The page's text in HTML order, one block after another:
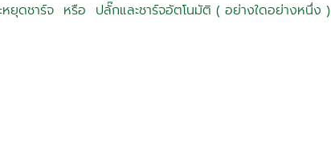
หยุดชาร์จ หรือ ปลั๊กและชาร์จอัตโนมัติ ( อย่างใดอย่างหนึ่ง )